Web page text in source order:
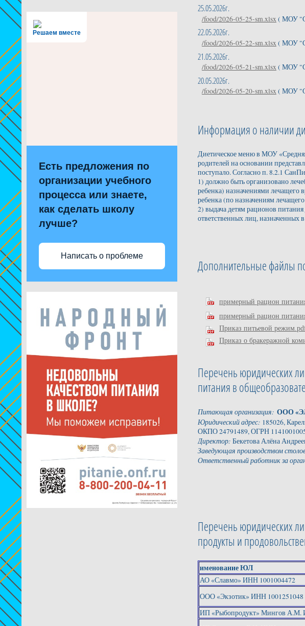
Решаем вместе
Есть предложения по
организации учебного
процесса или знаете,
как сделать школу
лучше?
Написать о проблеме
25.05.2026г.
/food/2026-05-25-sm.xlsx ( МОУ
22.05.2026г.
/food/2026-05-22-sm.xlsx ( МОУ
21.05.2026г.
/food/2026-05-21-sm.xlsx ( МОУ
20.05.2026г.
/food/2026-05-20-sm.xlsx ( МОУ
Информация о наличии
Диетическое меню в МОУ
родителей на основании
поступало. Согласно п. 8.2.1
1) должно быть организовано
ребенка) назначениями лечащего
ребенка (по назначениям
2) выдача детям рационов
ответственных лиц, назначенных
Дополнительные файлы
примерный рацион
примерный рацион
Приказ питьевой
Приказ о бракеражной
Перечень юридических
питания в
Питающая организация: ООО
Юридический адрес: 185026,
ОКПО 24791489, ОГРН
Директор: Бекетова Алёна
Заведующая производством
Ответственный работник за
Перечень юридических
продукты и
именование ЮЛ
АО «Славмо» ИНН 1001004472
ООО «Экзотик» ИНН 1001251048
ИП «Рыбопродукт» Мингов А.М.